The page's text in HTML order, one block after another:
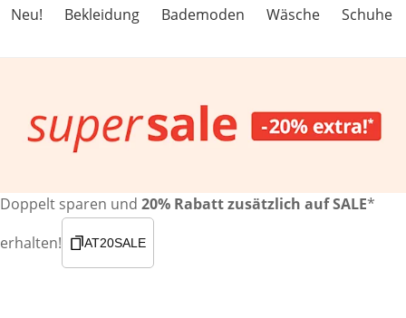
Neu!
Bekleidung Bademoden Wäsche Schuhe
Doppelt sparen und 20% Rabatt zusätzlich auf SALE*
erhalten!
AT20SALE